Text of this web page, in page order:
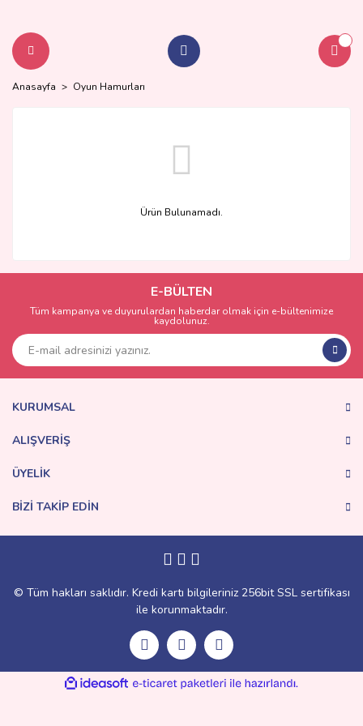
Anasayfa Oyun Hamurları
Ürün Bulunamadı.
E-BÜLTEN
Tüm kampanya ve duyurulardan haberdar olmak için e-bültenimize
kaydolunuz.
KURUMSAL
ALIŞVERİŞ
ÜYELİK
BİZİ TAKİP EDİN
© Tüm hakları saklıdır. Kredi kartı bilgileriniz 256bit SSL sertifikası
ile korunmaktadır.
ideasoft
e-